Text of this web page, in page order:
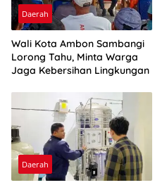
Daerah
Wali Kota Ambon Sambangi
Lorong Tahu, Minta Warga
Jaga Kebersihan Lingkungan
Daerah